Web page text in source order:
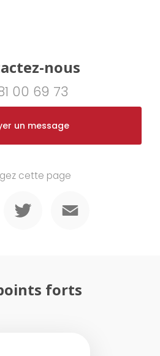
nous
00 69 73
un message
cette page
forts